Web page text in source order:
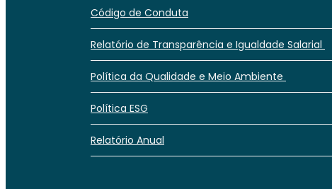
Código de Conduta
Relatório de Transparência e Igualdade Salarial
Política da Qualidade e Meio Ambiente
Política ESG
Relatório Anual